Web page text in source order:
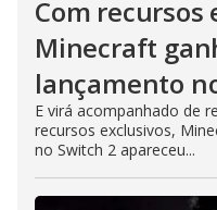
Com recursos
Minecraft
lançamento
E virá acompanhado de
recursos exclusivos,
no Switch 2 apareceu...